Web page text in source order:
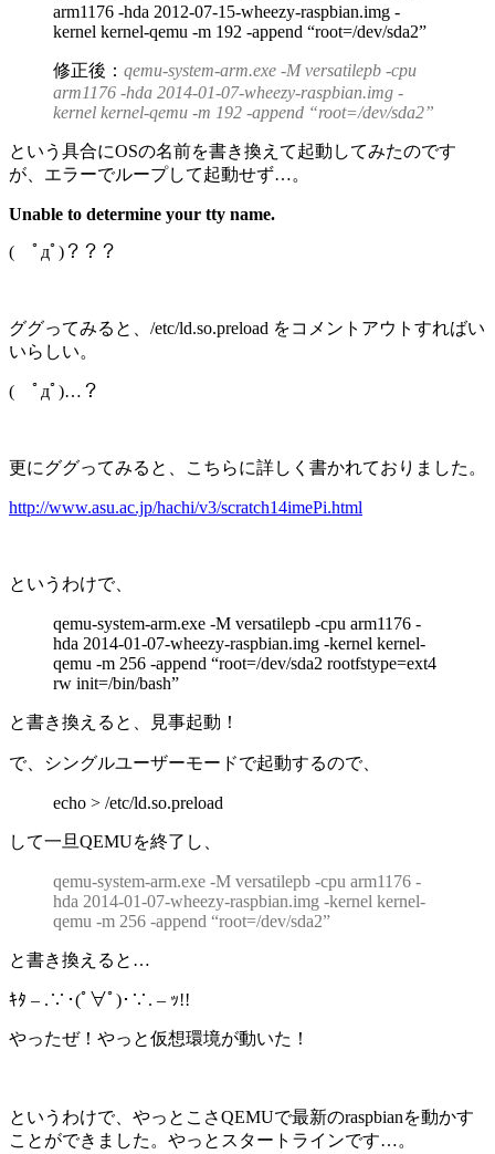
arm1176 -hda 2012-07-15-wheezy-raspbian.img -
kernel kernel-qemu -m 192 -append “root=/dev/sda2”
修正後： qemu-system-arm.exe -M versatilepb -cpu
arm1176 -hda 2014-01-07-wheezy-raspbian.img -
kernel kernel-qemu -m 192 -append “root=/dev/sda2”
という具合にOSの名前を書き換えて起動してみたのです
が、エラーでループして起動せず…。
Unable to determine your tty name.
( ﾟдﾟ)？？？
ググってみると、 /etc/ld.so.preload をコメントアウトすればい
いらしい。
( ﾟдﾟ)…？
更にググってみると、こちらに詳しく書かれておりました。
http://www.asu.ac.jp/hachi/v3/scratch14imePi.html
というわけで、
qemu-system-arm.exe -M versatilepb -cpu arm1176 -
hda 2014-01-07-wheezy-raspbian.img -kernel kernel-
qemu -m 256 -append “root=/dev/sda2 rootfstype=ext4
rw init=/bin/bash”
と書き換えると、見事起動！
で、シングルユーザーモードで起動するので、
echo > /etc/ld.so.preload
して一旦QEMUを終了し、
qemu-system-arm.exe -M versatilepb -cpu arm1176 -
hda 2014-01-07-wheezy-raspbian.img -kernel kernel-
qemu -m 256 -append “root=/dev/sda2”
と書き換えると…
ｷﾀ – .∵･(ﾟ∀ﾟ)･∵. – ｯ!!
やったぜ！やっと仮想環境が動いた！
というわけで、やっとこさQEMUで最新のraspbianを動かす
ことができました。やっとスタートラインです…。